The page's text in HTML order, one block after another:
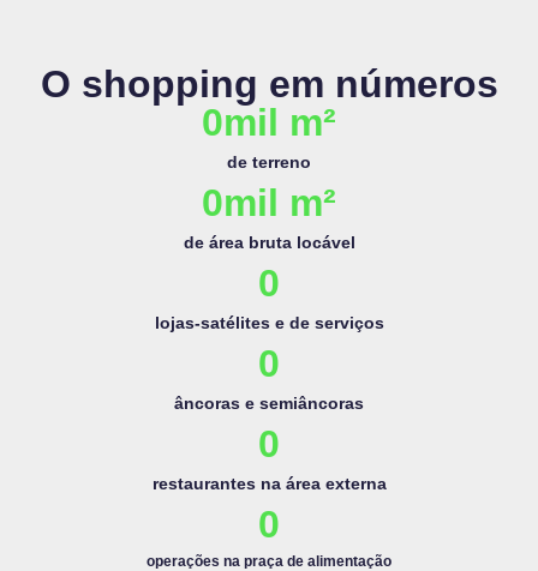
O shopping em números
de terreno
0mil m²
de área bruta locável
0mil m²
lojas-satélites e de serviços
0
âncoras e semiâncoras
0
restaurantes na área externa
0
operações na praça de alimentação
0